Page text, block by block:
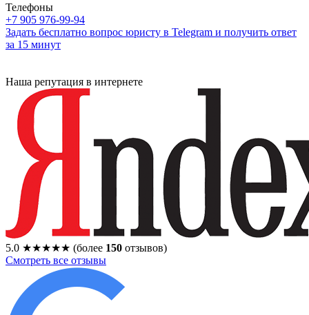
Телефоны
+7 905 976-99-94
Задать бесплатно вопрос юристу в Telegram и получить ответ
за 15 минут
Наша репутация в интернете
5.0 ★★★★★ (более 150 отзывов)
Смотреть все отзывы